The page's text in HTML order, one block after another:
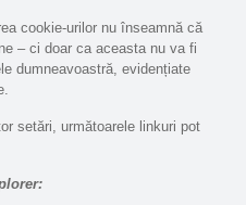
cookie-urilor nu înseamnă că
– ci doar ca aceasta nu va fi
dumneavoastră, evidențiate
setări, următoarele linkuri pot